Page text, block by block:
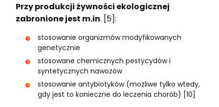
Przy produkcji żywności ekologicznej
zabronione jest m.in. [5]:
stosowanie organizmów modyfikowanych
genetycznie
stosowane chemicznych pestycydów i
syntetycznych nawozów
stosowanie antybiotyków (możliwe tylko wtedy,
gdy jest to konieczne do leczenia chorób) [10]